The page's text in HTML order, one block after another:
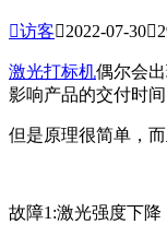
访客2022-07-30
激光打标机偶尔会
影响产品的交付时
但是原理很简单，
故障1:激光强度下